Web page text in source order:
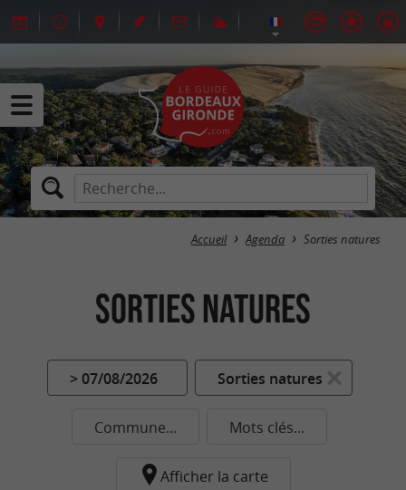
Accueil Agenda Sorties natures
Sorties natures
> 07/08/2026 Sorties natures
Commune... Mots clés...
Afficher la carte